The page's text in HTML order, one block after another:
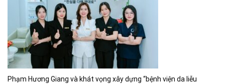
Phạm Hương Giang và khát vọng xây dựng “bệnh viện da liễu